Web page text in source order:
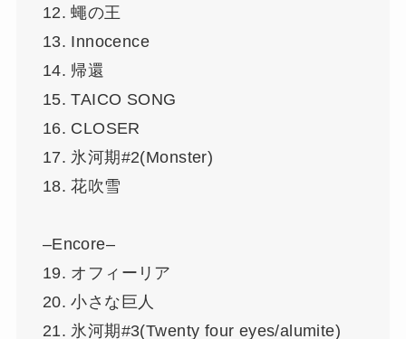
12. 蠅の王
13. Innocence
14. 帰還
15. TAICO SONG
16. CLOSER
17. 氷河期#2(Monster)
18. 花吹雪
–Encore–
19. オフィーリア
20. 小さな巨人
21. 氷河期#3(Twenty four eyes/alumite)